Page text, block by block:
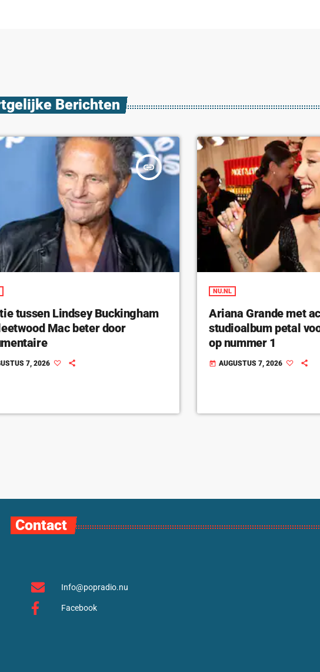
Berichten
insert_link
tussen Lindsey Buckingham
Mac beter door
7, 2026
NU.NL
Ariana Grande met
studioalbum petal
op nummer 1
today AUGUSTUS 7, 2026
Contact
Info@popradio.nu
Facebook